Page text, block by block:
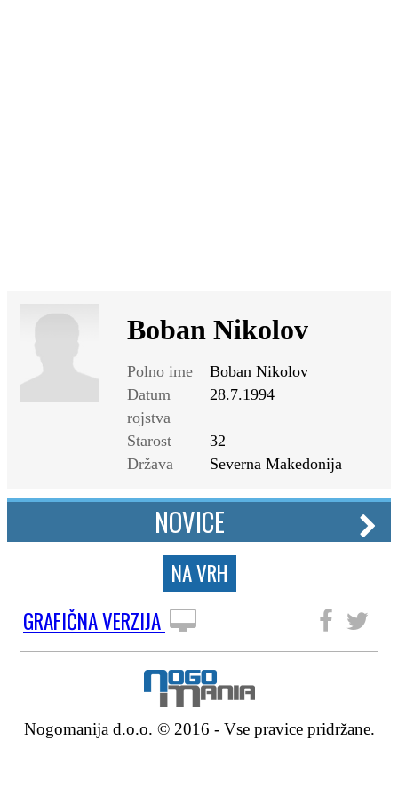
Boban Nikolov
Polno ime
Boban Nikolov
Datum
rojstva
28.7.1994
Starost
32
Država
Severna Makedonija
NOVICE
NA VRH
GRAFIČNA VERZIJA
Nogomanija d.o.o. © 2016 - Vse pravice pridržane.